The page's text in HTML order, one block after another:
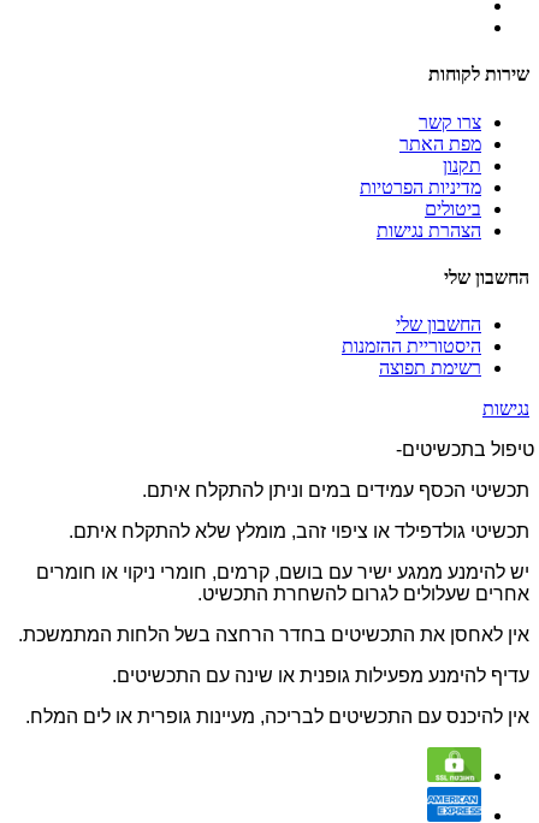
שירות לקוחות
צרו קשר
מפת האתר
תקנון
מדיניות הפרטיות
ביטולים
הצהרת נגישות
החשבון שלי
החשבון שלי
היסטוריית ההזמנות
רשימת תפוצה
נגישות
טיפול בתכשיטים-
תכשיטי הכסף עמידים במים וניתן להתקלח איתם.
תכשיטי גולדפילד או ציפוי זהב, מומלץ שלא להתקלח איתם.
יש להימנע ממגע ישיר עם בושם, קרמים, חומרי ניקוי או חומרים
אחרים שעלולים לגרום להשחרת התכשיט.
אין לאחסן את התכשיטים בחדר הרחצה בשל הלחות המתמשכת.
עדיף להימנע מפעילות גופנית או שינה עם התכשיטים.
אין להיכנס עם התכשיטים לבריכה, מעיינות גופרית או לים המלח.